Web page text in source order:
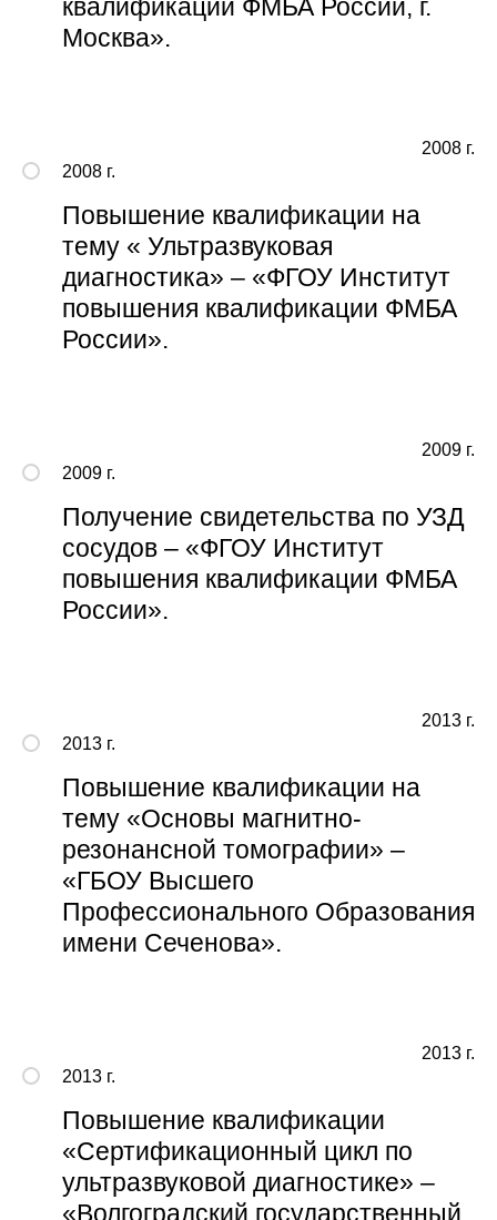
квалификации ФМБА России, г.
Москва».
2008 г.
2008 г.
Повышение квалификации на
тему « Ультразвуковая
диагностика» – «ФГОУ Институт
повышения квалификации ФМБА
России».
2009 г.
2009 г.
Получение свидетельства по УЗД
сосудов – «ФГОУ Институт
повышения квалификации ФМБА
России».
2013 г.
2013 г.
Повышение квалификации на
тему «Основы магнитно-
резонансной томографии» –
«ГБОУ Высшего
Профессионального Образования
имени Сеченова».
2013 г.
2013 г.
Повышение квалификации
«Сертификационный цикл по
ультразвуковой диагностике» –
«Волгоградский государственный